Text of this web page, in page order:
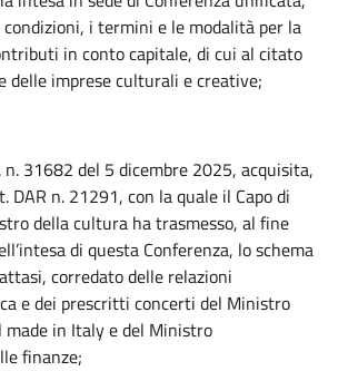
i termini e le modalità per la
in conto capitale, di cui al citato
delle imprese culturali e creative;
n. 31682 del 5 dicembre 2025, acquisita,
DAR n. 21291, con la quale il Capo di
della cultura ha trasmesso, al fine
di questa Conferenza, lo schema
corredato delle relazioni
e dei prescritti concerti del Ministro
made in Italy e del Ministro
finanze;